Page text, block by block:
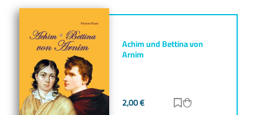
Achim und Bettina von
Arnim
2,00€ Zur Merkliste